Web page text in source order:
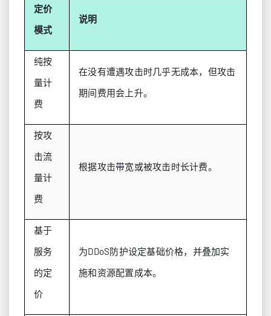
定价
模式
说明
纯按
量计
费
在没有遭遇攻击时几乎无成本，但攻击
期间费用会上升。
按攻
击流
量计
费
根据攻击带宽或被攻击时长计费。
基于
服务
的定
价
为DDoS防护设定基础价格，并叠加实
施和资源配置成本。